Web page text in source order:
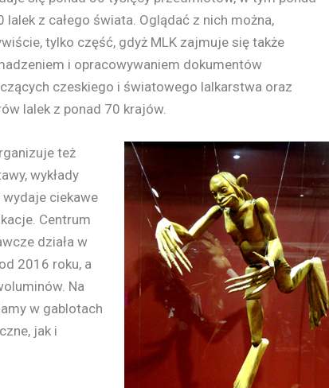
lalek z całego świata. Oglądać z nich można,
tylko część, gdyż MLK zajmuje się także
i opracowywaniem dokumentów
czeskiego i światowego lalkarstwa oraz
lalek z ponad 70 krajów.
też
wykłady
wydaje ciekawe
Centrum
działa w
2016 roku, a
Na
w gablotach
jak i